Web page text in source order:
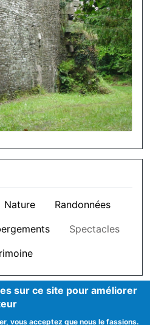
Nature
Randonnées
Spectacles
sur ce site pour améliorer
vous acceptez que nous le fassions.